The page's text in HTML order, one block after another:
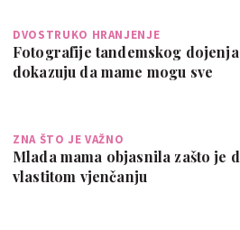
DVOSTRUKO HRANJENJE
Fotografije tandemskog dojenja
dokazuju da mame mogu sve
ZNA ŠTO JE VAŽNO
Mlada mama objasnila zašto je
vlastitom vjenčanju